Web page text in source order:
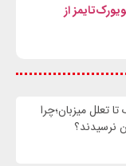
از
تعلل میزبان؛چرا
نرسیدند؟